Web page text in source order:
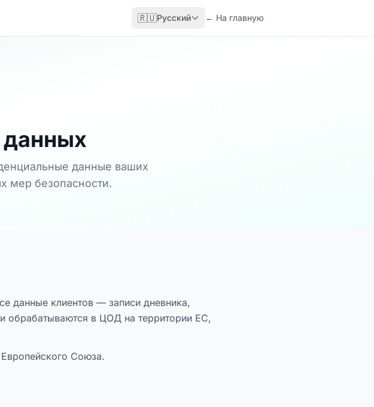
🇷🇺Русский ← На главную
данных
данные ваших
мер безопасности.
данные клиентов — записи дневника,
обрабатываются в ЦОД на территории ЕС,
Союза.